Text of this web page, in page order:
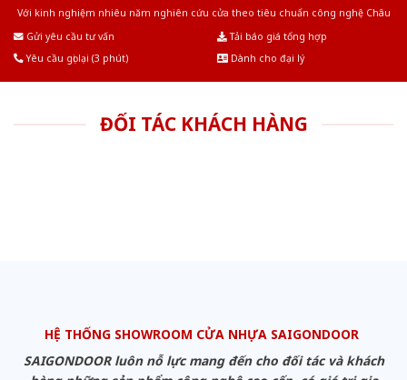
Với kinh nghiệm nhiêu năm nghiên cứu cửa theo tiêu chuẩn công nghệ Châu
Gửi yêu cầu tư vấn
Tải báo giá tổng hợp
Yêu cầu gọi lại (3 phút)
Dành cho đại lý
ĐỐI TÁC KHÁCH HÀNG
HỆ THỐNG SHOWROOM CỬA NHỰA SAIGONDOOR
SAIGONDOOR luôn nỗ lực mang đến cho đối tác và khách